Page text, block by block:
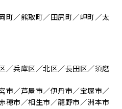
町／熊取町／田尻町／岬町／太
／兵庫区／北区／長田区／須磨
市／芦屋市／伊丹市／宝塚市／
穂市／相生市／龍野市／洲本市